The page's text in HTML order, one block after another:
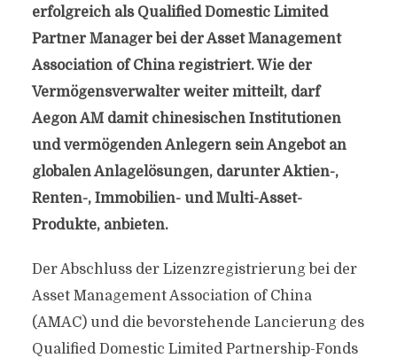
erfolgreich als Qualified Domestic Limited
Partner Manager bei der Asset Management
Association of China registriert. Wie der
Vermögensverwalter weiter mitteilt, darf
Aegon AM damit chinesischen Institutionen
und vermögenden Anlegern sein Angebot an
globalen Anlagelösungen, darunter Aktien-,
Renten-, Immobilien- und Multi-Asset-
Produkte, anbieten.
Der Abschluss der Lizenzregistrierung bei der
Asset Management Association of China
(AMAC) und die bevorstehende Lancierung des
Qualified Domestic Limited Partnership-Fonds